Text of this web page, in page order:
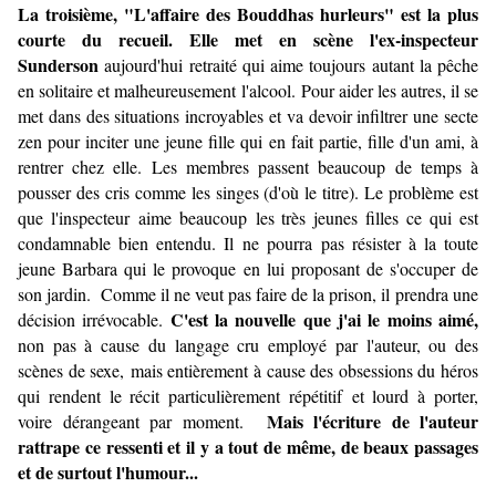
La troisième, "L'affaire des Bouddhas hurleurs" est la plus
courte du recueil. Elle met en scène l'ex-inspecteur
Sunderson aujourd'hui retraité qui aime toujours autant la pêche
en solitaire et malheureusement l'alcool. Pour aider les autres, il se
met dans des situations incroyables et va devoir infiltrer une secte
zen pour inciter une jeune fille qui en fait partie, fille d'un ami, à
rentrer chez elle. Les membres passent beaucoup de temps à
pousser des cris comme les singes (d'où le titre). Le problème est
que l'inspecteur aime beaucoup les très jeunes filles ce qui est
condamnable bien entendu. Il ne pourra pas résister à la toute
jeune Barbara qui le provoque en lui proposant de s'occuper de
son jardin. Comme il ne veut pas faire de la prison, il prendra une
décision irrévocable. C'est la nouvelle que j'ai le moins aimé,
non pas à cause du langage cru employé par l'auteur, ou des
scènes de sexe, mais entièrement à cause des obsessions du héros
qui rendent le récit particulièrement répétitif et lourd à porter,
voire dérangeant par moment.
Mais l'écriture de l'auteur
rattrape ce ressenti et il y a tout de même, de beaux passages
et de surtout l'humour...